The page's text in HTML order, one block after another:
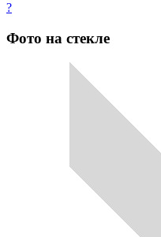
?
Фото на стекле